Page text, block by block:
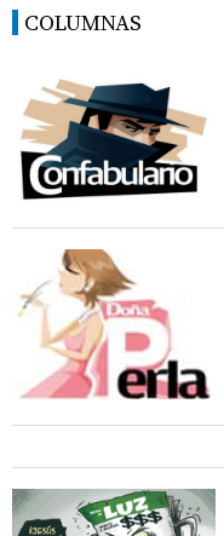
COLUMNAS